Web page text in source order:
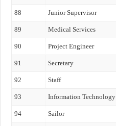
88 Junior Supervisor
89 Medical Services
90 Project Engineer
91 Secretary
92 Staff
93 Information Technology
94 Sailor